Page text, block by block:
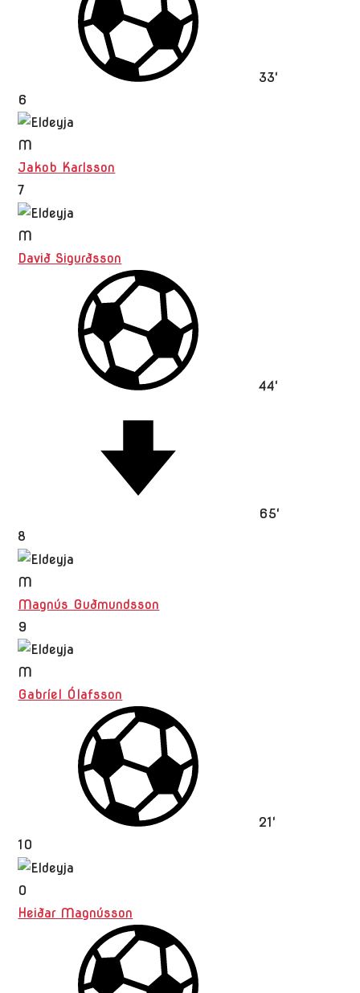
33'
6
M
Jakob Karlsson
7
M
Davið Sigurðsson
44'
65'
8
M
Magnús Guðmundsson
9
M
Gabríel Ólafsson
21'
10
O
Heiðar Magnússon